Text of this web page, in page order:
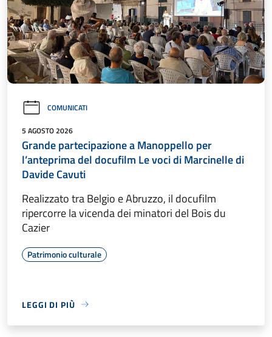
COMUNICATI
5 AGOSTO 2026
Grande partecipazione a Manoppello per
l’anteprima del docufilm Le voci di Marcinelle di
Davide Cavuti
Realizzato tra Belgio e Abruzzo, il docufilm
ripercorre la vicenda dei minatori del Bois du
Cazier
Patrimonio culturale
LEGGI DI PIÙ